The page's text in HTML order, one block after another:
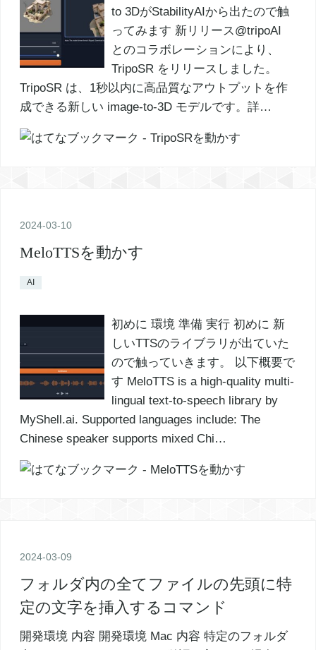
to 3DがStabilityAIから出たので触
ってみます 新リリース@tripoAI
とのコラボレーションにより、
TripoSR をリリースしました。
TripoSR は、1秒以内に高品質なアウトプットを作
成できる新しい image-to-3D モデルです。詳…
2024-03-10
MeloTTSを動かす
AI
初めに 環境 準備 実行 初めに 新
しいTTSのライブラリが出ていた
ので触っていきます。 以下概要で
す MeloTTS is a high-quality multi-
lingual text-to-speech library by
MyShell.ai. Supported languages include: The
Chinese speaker supports mixed Chi…
2024-03-09
フォルダ内の全てファイルの先頭に特
定の文字を挿入するコマンド
開発環境 内容 開発環境 Mac 内容 特定のフォルダ